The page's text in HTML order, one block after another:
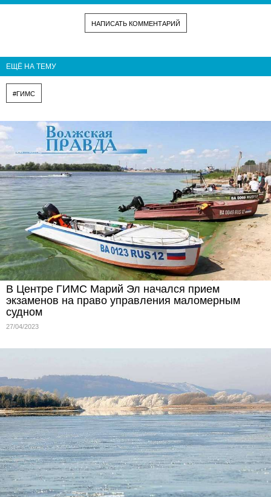
НАПИСАТЬ КОММЕНТАРИЙ
ЕЩЁ НА ТЕМУ
#ГИМС
В Центре ГИМС Марий Эл начался прием
экзаменов на право управления маломерным
судном
27/04/2023